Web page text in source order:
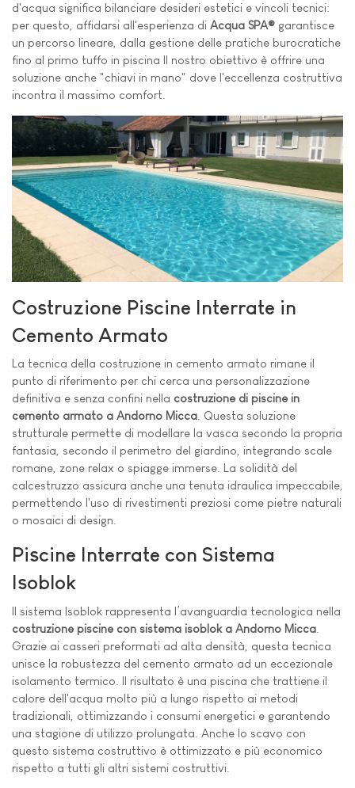
d'acqua significa bilanciare desideri estetici e vincoli tecnici:
per questo, affidarsi all'esperienza di Acqua SPA® garantisce
un percorso lineare, dalla gestione delle pratiche burocratiche
fino al primo tuffo in piscina Il nostro obiettivo è offrire una
soluzione anche "chiavi in mano" dove l'eccellenza costruttiva
incontra il massimo comfort.
Costruzione Piscine Interrate in
Cemento Armato
La tecnica della costruzione in cemento armato rimane il
punto di riferimento per chi cerca una personalizzazione
definitiva e senza confini nella costruzione di piscine in
cemento armato a Andorno Micca. Questa soluzione
strutturale permette di modellare la vasca secondo la propria
fantasia, secondo il perimetro del giardino, integrando scale
romane, zone relax o spiagge immerse. La solidità del
calcestruzzo assicura anche una tenuta idraulica impeccabile,
permettendo l'uso di rivestimenti preziosi come pietre naturali
o mosaici di design.
Piscine Interrate con Sistema
Isoblok
Il sistema Isoblok rappresenta l’avanguardia tecnologica nella
costruzione piscine con sistema isoblok a Andorno Micca
Grazie ai casseri preformati ad alta densità, questa tecnica
unisce la robustezza del cemento armato ad un eccezionale
isolamento termico. Il risultato è una piscina che trattiene il
calore dell'acqua molto più a lungo rispetto ai metodi
tradizionali, ottimizzando i consumi energetici e garantendo
una stagione di utilizzo prolungata. Anche lo scavo con
questo sistema costruttivo è ottimizzato e più economico
rispetto a tutti gli altri sistemi costruttivi.